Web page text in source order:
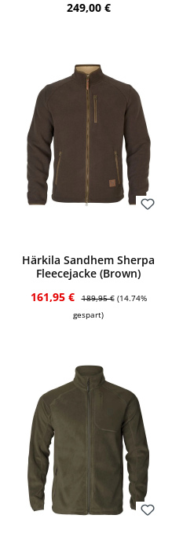
Regulärer Preis:
249,00 €
Härkila Sandhem Sherpa
Fleecejacke (Brown)
Verkaufspreis:
161,95 € Regulärer Preis:
189,95 € (14.74%
gespart)